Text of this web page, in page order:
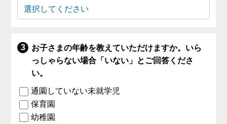
お子さまの年齢を教えていただけますか。いら
っしゃらない場合「いない」とご回答くださ
い。
通園していない未就学児
保育園
幼稚園